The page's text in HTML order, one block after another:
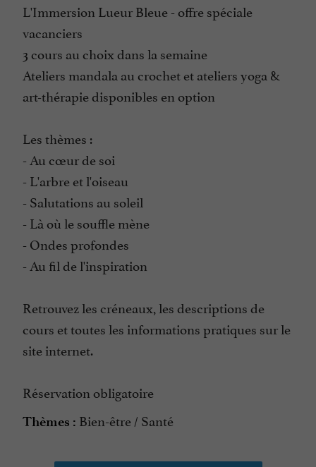
L'Immersion Lueur Bleue - offre spéciale
vacanciers
3 cours au choix dans la semaine
Ateliers mandala au crochet et ateliers yoga &
art-thérapie disponibles en option
Les thèmes :
- Au cœur de soi
- L'arbre et l'oiseau
- Salutations au soleil
- Là où le souffle mène
- Ondes profondes
- Au fil de l'inspiration
Retrouvez les créneaux, les descriptions de
cours et toutes les informations pratiques sur le
site internet.
Réservation obligatoire
Thèmes : Bien-être / Santé